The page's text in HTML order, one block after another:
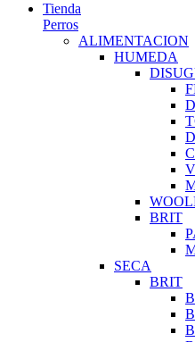
Tienda
Perros
ALIMENTACION
HUMEDA
BRIT
SECA
BRIT